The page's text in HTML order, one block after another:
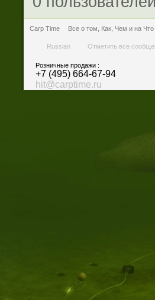
Carp Time Все о том, Как, Чем и на
Russian Отметить все
Розничные продажи :
+7 (495) 664-67-94
hit@carptime.ru